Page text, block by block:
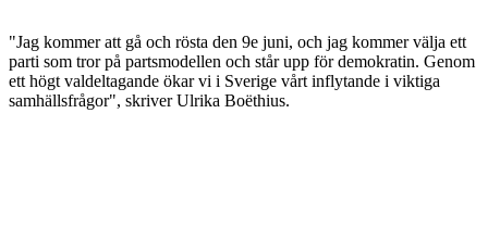
"Jag kommer att gå och rösta den 9e juni, och jag kommer välja ett
parti som tror på partsmodellen och står upp för demokratin. Genom
ett högt valdeltagande ökar vi i Sverige vårt inflytande i viktiga
samhällsfrågor", skriver Ulrika Boëthius.